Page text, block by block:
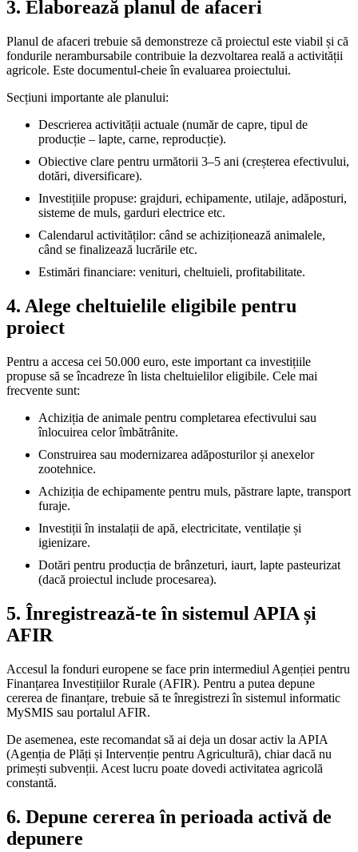
3. Elaborează planul de afaceri
Planul de afaceri trebuie să demonstreze că proiectul este viabil și că
fondurile nerambursabile contribuie la dezvoltarea reală a activității
agricole. Este documentul-cheie în evaluarea proiectului.
Secțiuni importante ale planului:
Descrierea activității actuale (număr de capre, tipul de
producție – lapte, carne, reproducție).
Obiective clare pentru următorii 3–5 ani (creșterea efectivului,
dotări, diversificare).
Investițiile propuse: grajduri, echipamente, utilaje, adăposturi,
sisteme de muls, garduri electrice etc.
Calendarul activităților: când se achiziționează animalele,
când se finalizează lucrările etc.
Estimări financiare: venituri, cheltuieli, profitabilitate.
4. Alege cheltuielile eligibile pentru
proiect
Pentru a accesa cei 50.000 euro, este important ca investițiile
propuse să se încadreze în lista cheltuielilor eligibile. Cele mai
frecvente sunt:
Achiziția de animale pentru completarea efectivului sau
înlocuirea celor îmbătrânite.
Construirea sau modernizarea adăposturilor și anexelor
zootehnice.
Achiziția de echipamente pentru muls, păstrare lapte, transport
furaje.
Investiții în instalații de apă, electricitate, ventilație și
igienizare.
Dotări pentru producția de brânzeturi, iaurt, lapte pasteurizat
(dacă proiectul include procesarea).
5. Înregistrează-te în sistemul APIA și
AFIR
Accesul la fonduri europene se face prin intermediul Agenției pentru
Finanțarea Investițiilor Rurale (AFIR). Pentru a putea depune
cererea de finanțare, trebuie să te înregistrezi în sistemul informatic
MySMIS sau portalul AFIR.
De asemenea, este recomandat să ai deja un dosar activ la APIA
(Agenția de Plăți și Intervenție pentru Agricultură), chiar dacă nu
primești subvenții. Acest lucru poate dovedi activitatea agricolă
constantă.
6. Depune cererea în perioada activă de
depunere